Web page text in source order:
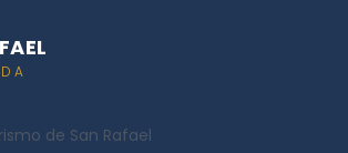
de San Rafael